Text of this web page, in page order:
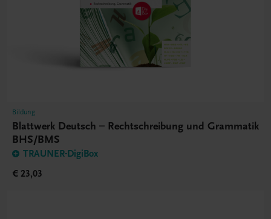
Bildung
Blattwerk Deutsch – Rechtschreibung und Grammatik
BHS/BMS
TRAUNER-DigiBox
€ 23,03